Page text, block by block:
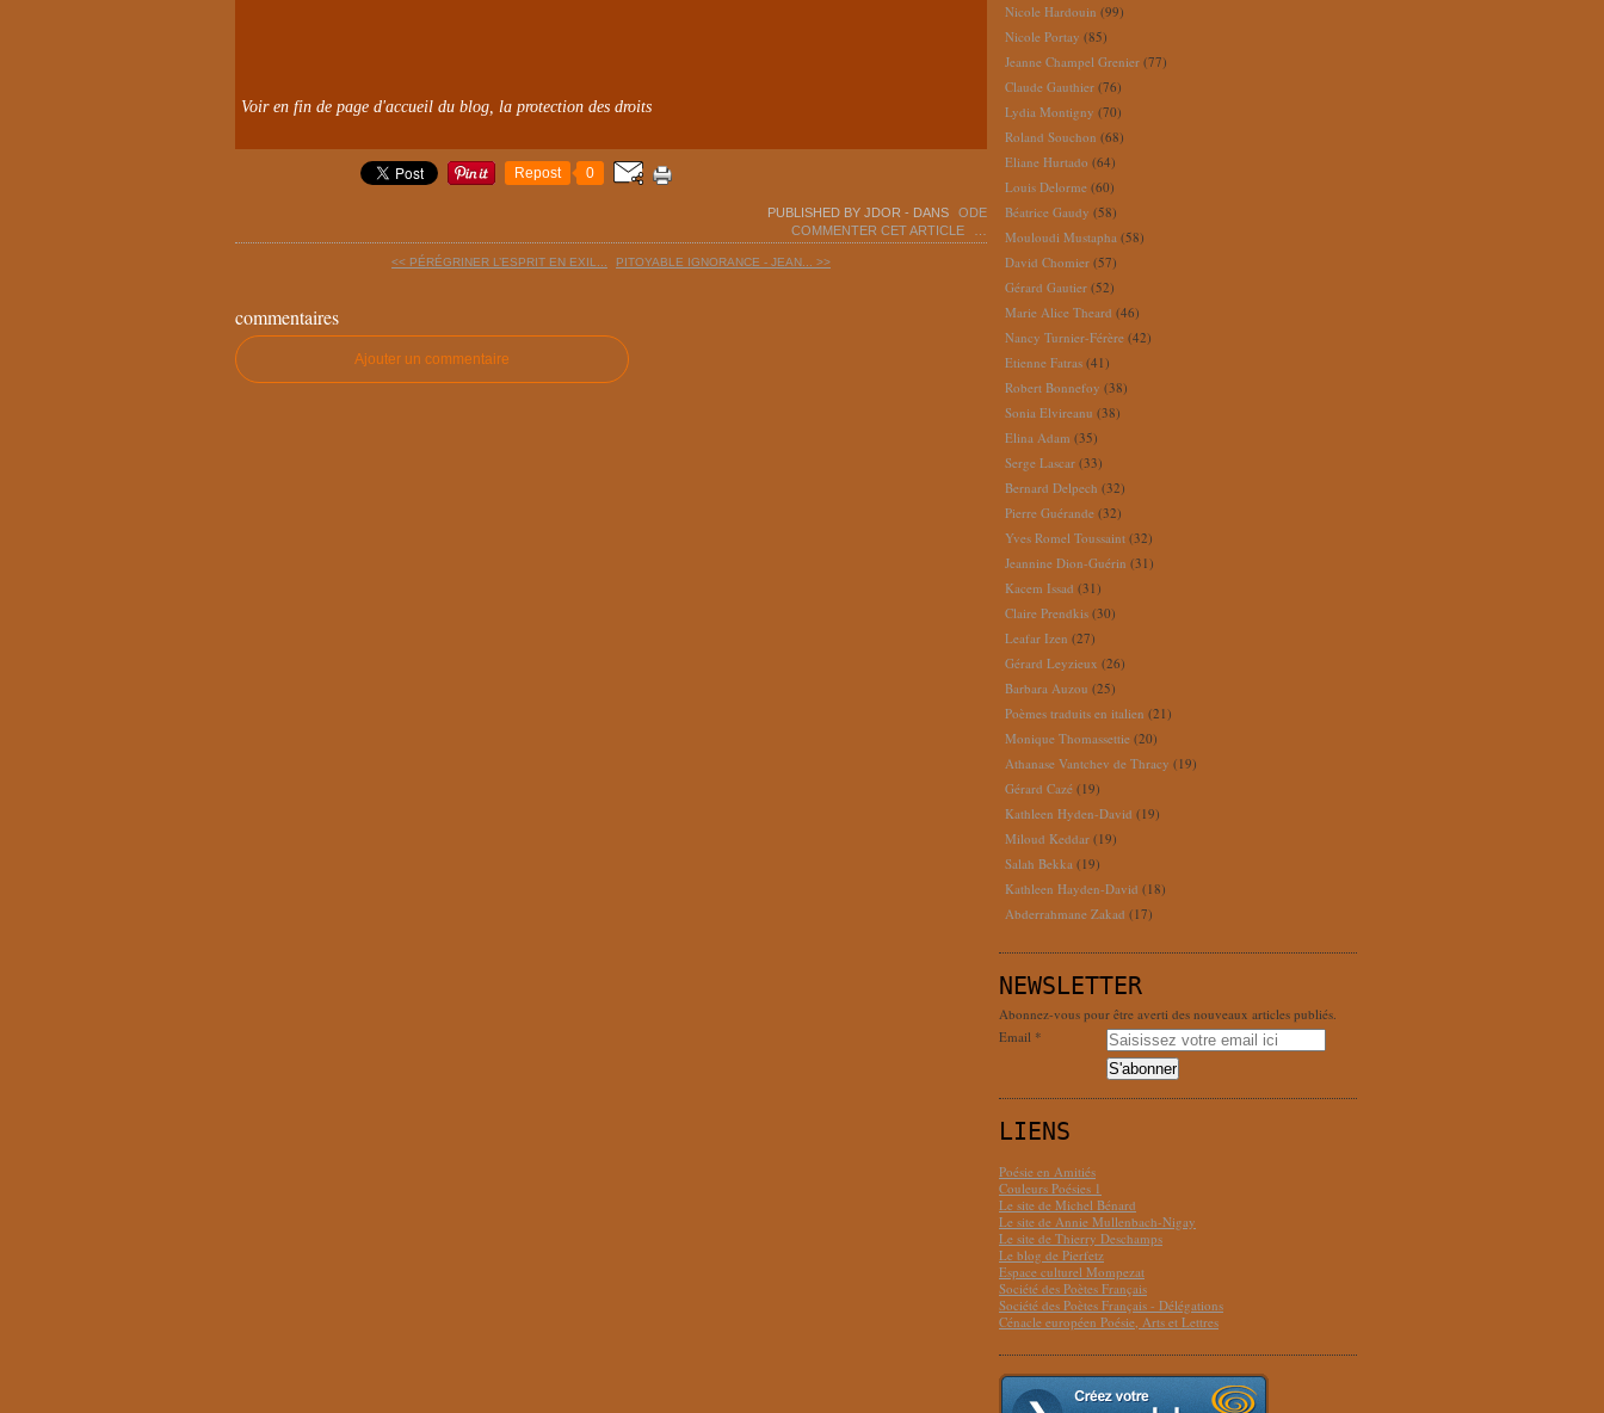
Voir en fin de page d'accueil du blog, la protection des droits
Repost 0
PUBLISHED BY JDOR - DANS
ODE
COMMENTER CET ARTICLE
<< PÉRÉGRINER L’ESPRIT EN EXIL... PITOYABLE IGNORANCE - JEAN... >>
commentaires
Ajouter un commentaire
Nicole Hardouin (99)
Nicole Portay (85)
Jeanne Champel Grenier (77)
Claude Gauthier (76)
Lydia Montigny (70)
Roland Souchon (68)
Eliane Hurtado (64)
Louis Delorme (60)
Béatrice Gaudy (58)
Mouloudi Mustapha (58)
David Chomier (57)
Gérard Gautier (52)
Marie Alice Theard (46)
Nancy Turnier-Férère (42)
Etienne Fatras (41)
Robert Bonnefoy (38)
Sonia Elvireanu (38)
Elina Adam (35)
Serge Lascar (33)
Bernard Delpech (32)
Pierre Guérande (32)
Yves Romel Toussaint (32)
Jeannine Dion-Guérin (31)
Kacem Issad (31)
Claire Prendkis (30)
Leafar Izen (27)
Gérard Leyzieux (26)
Barbara Auzou (25)
Poèmes traduits en italien (21)
Monique Thomassettie (20)
Athanase Vantchev de Thracy (19)
Gérard Cazé (19)
Kathleen Hyden-David (19)
Miloud Keddar (19)
Salah Bekka (19)
Kathleen Hayden-David (18)
Abderrahmane Zakad (17)
NEWSLETTER
Abonnez-vous pour être averti des nouveaux articles publiés.
Email
LIENS
Poésie en Amitiés
Couleurs Poésies 1
Le site de Michel Bénard
Le site de Annie Mullenbach-Nigay
Le site de Thierry Deschamps
Le blog de Pierfetz
Espace culturel Mompezat
Société des Poètes Français
Société des Poètes Français - Délégations
Cénacle européen Poésie, Arts et Lettres